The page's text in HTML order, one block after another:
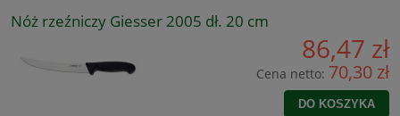
Nóż rzeźniczy Giesser 2005 dł. 20 cm
86,47 zł
Cena netto: 70,30 zł
DO KOSZYKA